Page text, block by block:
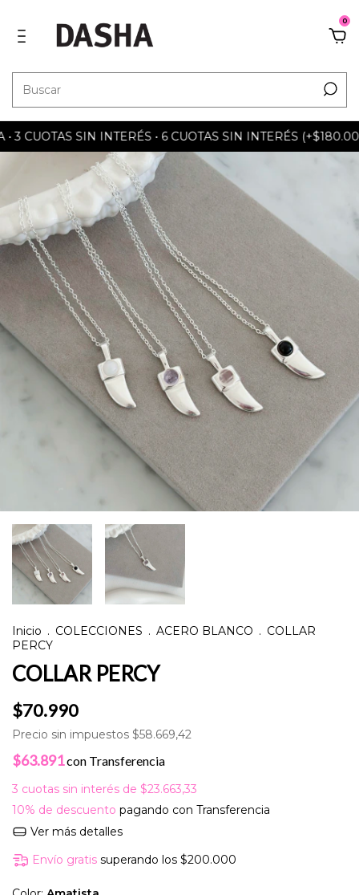
0
CUOTAS SIN INTERÉS • 6 CUOTAS SIN INTERÉS
Inicio . COLECCIONES . ACERO BLANCO . COLLAR
PERCY
COLLAR PERCY
$70.990
Precio sin impuestos $58.669,42
$63.891con Transferencia
3 cuotas sin interés de $23.663,33
10% de descuento pagando con Transferencia
Ver más detalles
Envío gratis superando los$200.000